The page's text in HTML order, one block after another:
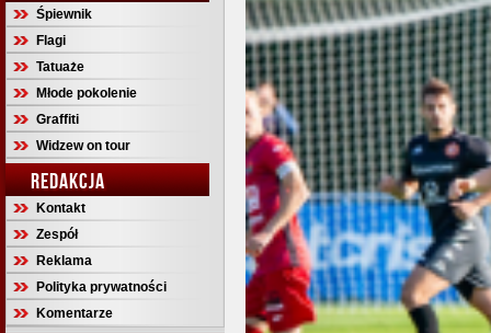
Śpiewnik
Flagi
Tatuaże
Młode pokolenie
Graffiti
Widzew on tour
REDAKCJA
Kontakt
Zespół
Reklama
Polityka prywatności
Komentarze